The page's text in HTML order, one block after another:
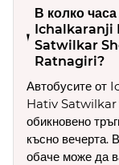
В колко
Ichalkaranji
Satwilkar
Ratnagiri?
Автобусите от
Hativ
обикновено
късно вечерта.
обаче може да